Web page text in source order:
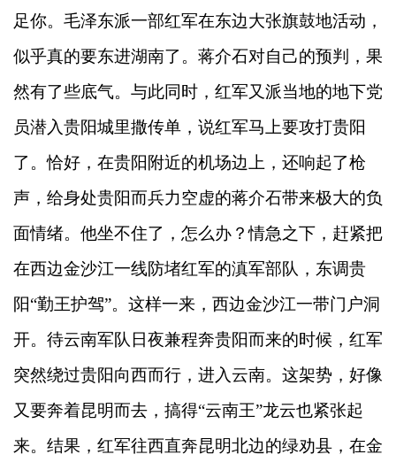
足你。毛泽东派一部红军在东边大张旗鼓地活动，
似乎真的要东进湖南了。蒋介石对自己的预判，果
然有了些底气。与此同时，红军又派当地的地下党
员潜入贵阳城里撒传单，说红军马上要攻打贵阳
了。恰好，在贵阳附近的机场边上，还响起了枪
声，给身处贵阳而兵力空虚的蒋介石带来极大的负
面情绪。他坐不住了，怎么办？情急之下，赶紧把
在西边金沙江一线防堵红军的滇军部队，东调贵
阳“勤王护驾”。这样一来，西边金沙江一带门户洞
开。待云南军队日夜兼程奔贵阳而来的时候，红军
突然绕过贵阳向西而行，进入云南。这架势，好像
又要奔着昆明而去，搞得“云南王”龙云也紧张起
来。结果，红军往西直奔昆明北边的绿劝县，在金